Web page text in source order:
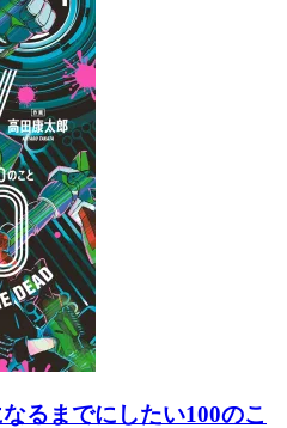
るまでにしたい100のこ